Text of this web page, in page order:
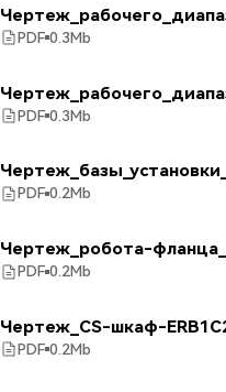
PDF 0.3Mb
PDF 0.3Mb
PDF 0.2Mb
Чертеж_робота-
PDF 0.2Mb
Чертеж_CS-шкаф-
PDF 0.2Mb